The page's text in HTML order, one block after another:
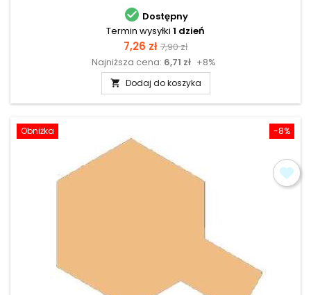
 Dostępny
Termin wysyłki 1 dzień
Cena
7,26 zł Cena
podstawowa
7,90 zł
Najniższa cena: 6,71 zł +8%
 Dodaj do koszyka
-8%
Obniżka